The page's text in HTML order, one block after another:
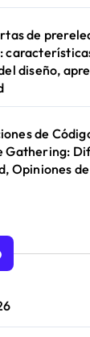
de
diseño,
de
Gathering:
Opiniones